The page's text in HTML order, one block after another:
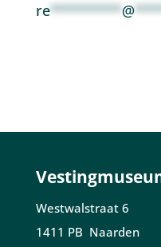
re*********@
Westwalstraat 6
1411 PB Naarden